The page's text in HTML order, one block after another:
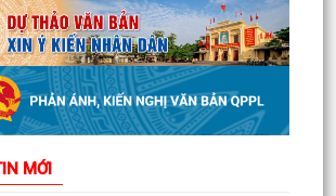
MỚI
đẩy nhanh tiến độ đo đạc, lập hồ sơ
và hoàn thiện cơ sở dữ liệu đất đai
Đông Hải tổ chức sinh hoạt dưới cờ
8/2026
vụ chuẩn bị năm học 2026 – 2027